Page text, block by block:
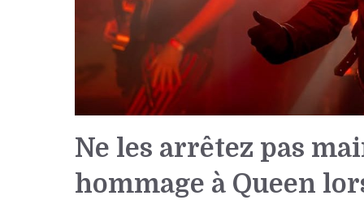
Ne les arrêtez pas
hommage à Queen